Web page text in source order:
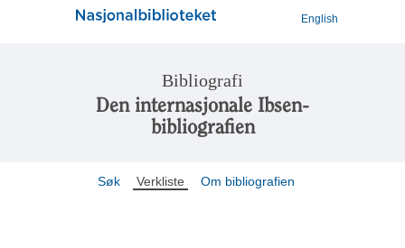
English
Bibliografi
Den internasjonale Ibsen-
bibliografien
Søk Verkliste Om bibliografien